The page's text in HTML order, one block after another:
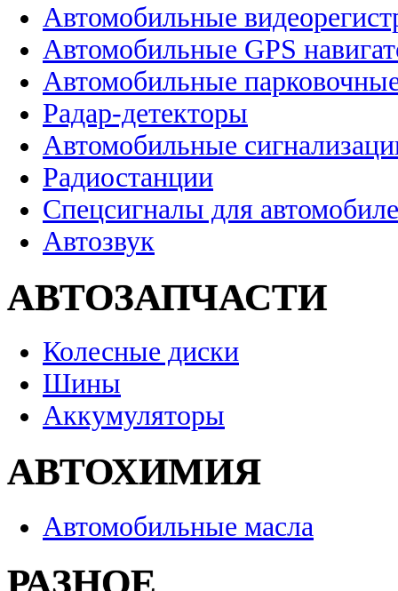
Автомобильные
Автомобильные GPS
Автомобильные
Радар-детекторы
Автомобильные
Радиостанции
Спецсигналы для
Автозвук
АВТОЗАПЧАСТИ
Колесные диски
Шины
Аккумуляторы
АВТОХИМИЯ
Автомобильные масла